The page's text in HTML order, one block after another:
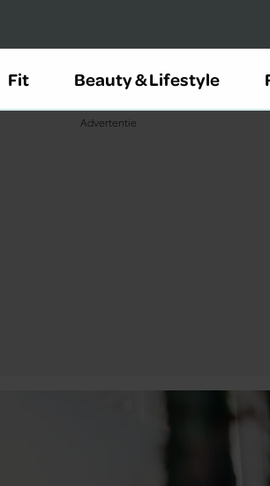
Fit Beauty & Lifestyle